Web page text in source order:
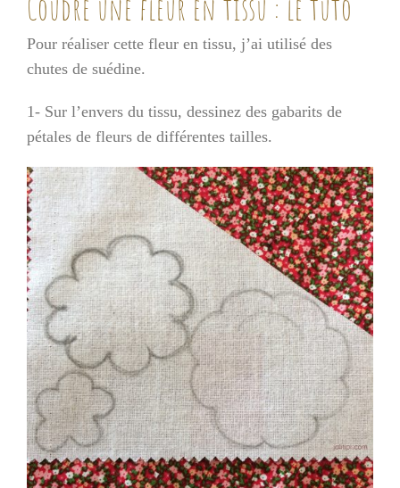
Coudre une fleur en tissu : le tuto
Pour réaliser cette fleur en tissu, j’ai utilisé des
chutes de suédine.
1- Sur l’envers du tissu, dessinez des gabarits de
pétales de fleurs de différentes tailles.